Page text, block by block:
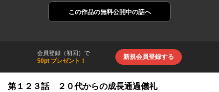
この作品の無料公開中の話へ
会員登録（初回）で
50pt プレゼント！
新規会員登録する
第１２３話 ２０代からの成長通過儀礼